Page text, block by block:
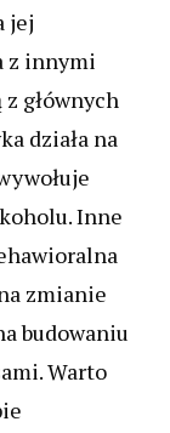
jej
z innymi
głównych
działa na
Inne
zmianie
budowaniu
Warto